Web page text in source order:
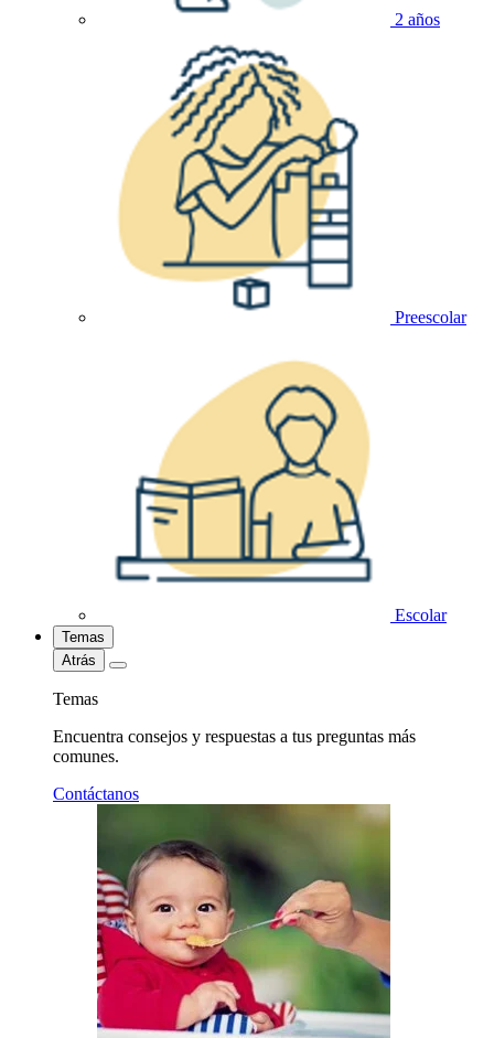
2 años
Preescolar
Escolar
Temas
Atrás
Temas
Encuentra consejos y respuestas a tus preguntas más
comunes.
Contáctanos